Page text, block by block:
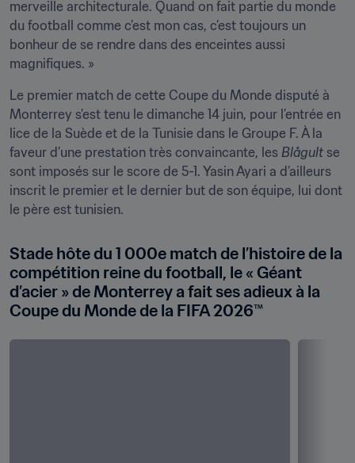
merveille architecturale. Quand on fait partie du monde
du football comme c’est mon cas, c’est toujours un
bonheur de se rendre dans des enceintes aussi
magnifiques. »
Le premier match de cette Coupe du Monde disputé à
Monterrey s’est tenu le dimanche 14 juin, pour l’entrée en
lice de la Suède et de la Tunisie dans le Groupe F. À la
faveur d’une prestation très convaincante, les Blågult se
sont imposés sur le score de 5-1. Yasin Ayari a d’ailleurs
inscrit le premier et le dernier but de son équipe, lui dont
le père est tunisien.
Stade hôte du 1 000e match de l’histoire de la
compétition reine du football, le « Géant
d’acier » de Monterrey a fait ses adieux à la
Coupe du Monde de la FIFA 2026™